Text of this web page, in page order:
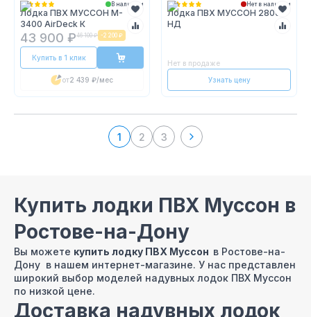
В наличии
Лодка ПВХ МУССОН M-
3400 AirDeck К
43 900 ₽46 100 ₽ -2 200 ₽
Купить в 1 клик
от2 439 ₽/мес
Нет в наличии
Лодка ПВХ МУССОН 2800
НД
Нет в продаже
Узнать цену
1 2 3
Купить лодки ПВХ Муссон в
Ростове-на-Дону
Вы можете купить лодку ПВХ Муссон в Ростове-на-
Дону в нашем интернет-магазине. У нас представлен
широкий выбор моделей надувных лодок ПВХ Муссон
по низкой цене.
Доставка надувных лодок